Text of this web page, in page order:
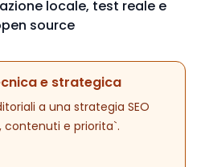
locale, test reale e
source
e strategica
a una strategia SEO
e priorita`.